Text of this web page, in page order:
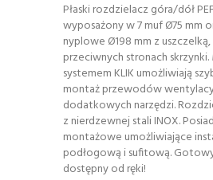
Płaski rozdzielacz góra/dół
wyposażony w 7 muf Ø75 mm
nyplowe Ø198 mm z
przeciwnych stronach
systemem KLIK umożliwiają
montaż przewodów
dodatkowych narzędzi.
z nierdzewnej stali INOX.
montażowe umożliwiające
podłogową i sufitową.
dostępny od ręki!